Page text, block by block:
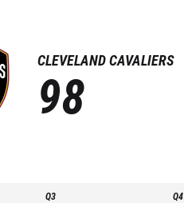
CLEVELAND CAVALIERS
98
Q3 Q4